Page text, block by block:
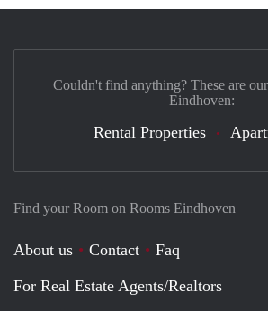
Find your Room on Rooms Eindhoven
About us Contact
Faq
For Real Estate Agents/Realtors
Couldn't find anything? These are
Eindhoven:
Rental Properties